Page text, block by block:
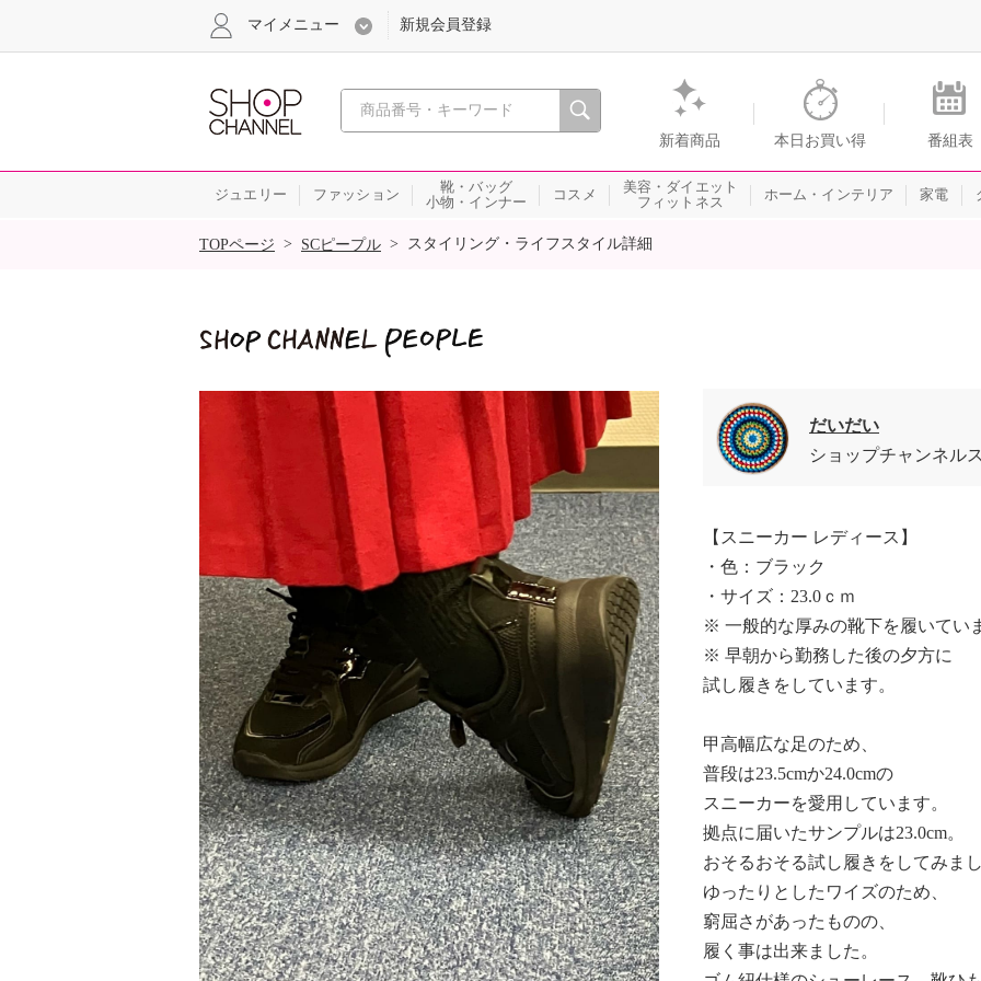
心おどる、瞬間を。通販・テレビショッピングのショップチャンネル
新着商品 本日お買い得 番組表
マイメニュー 新規会員登録
ジュエリー ファッション
靴・バッグ
小物・インナー
コスメ
美容・ダイエット
フィットネス
ホーム・インテリア 家電
SALE
TOPページ > SCピープル > スタイリング・ライフスタイル詳細
だいだい
ショップチャンネル
【スニーカー レディース】
・色：ブラック
・サイズ：23.0ｃｍ
※ 一般的な厚みの靴下を履いてい
※ 早朝から勤務した後の夕方に
試し履きをしています。
甲高幅広な足のため、
普段は23.5cmか24.0cmの
スニーカーを愛用しています。
拠点に届いたサンプルは23.0cm。
おそるおそる試し履きをしてみまし
ゆったりとしたワイズのため、
窮屈さがあったものの、
履く事は出来ました。